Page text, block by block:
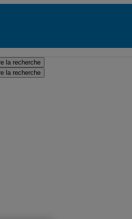
la recherche
la recherche